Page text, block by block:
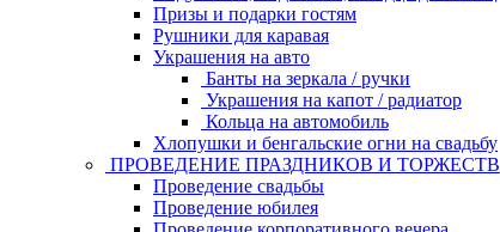
Призы и подарки гостям
Рушники для каравая
Украшения на авто
Банты на зеркала / ручки
Украшения на капот / радиатор
Кольца на автомобиль
Хлопушки и бенгальские огни на свадьбу
ПРОВЕДЕНИЕ ПРАЗДНИКОВ И ТОРЖЕСТВ
Проведение свадьбы
Проведение юбилея